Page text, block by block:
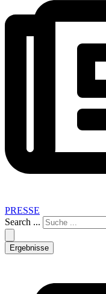
PRESSE
Search ...
Ergebnisse